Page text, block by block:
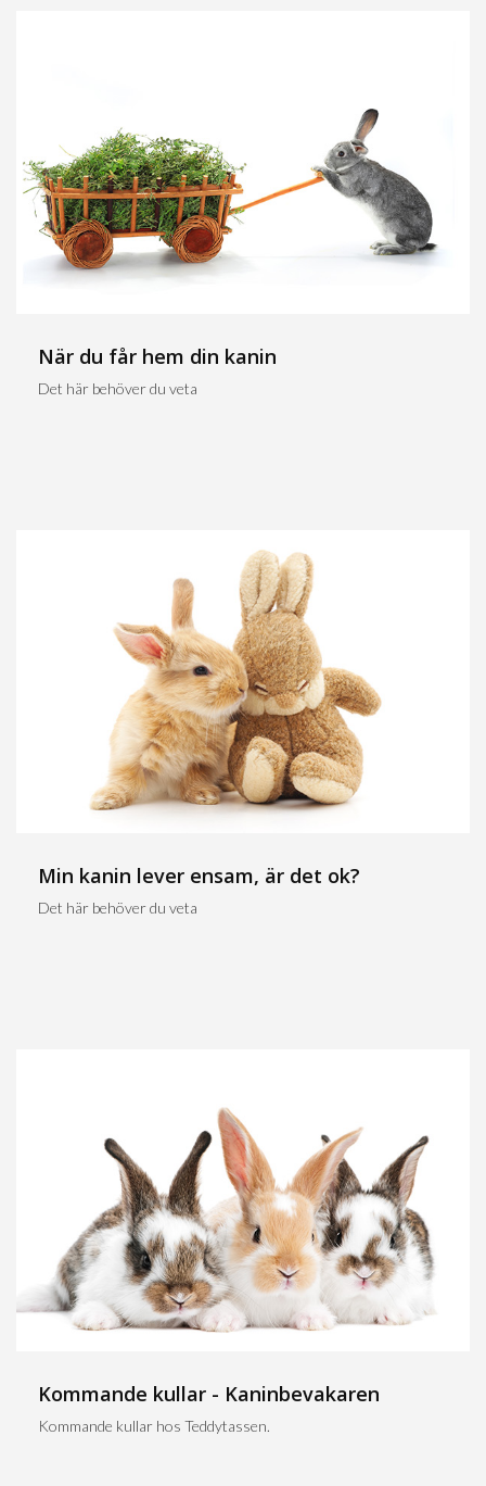
När du får hem din kanin
Det här behöver du veta
Min kanin lever ensam, är det ok?
Det här behöver du veta
Kommande kullar - Kaninbevakaren
Kommande kullar hos Teddytassen.